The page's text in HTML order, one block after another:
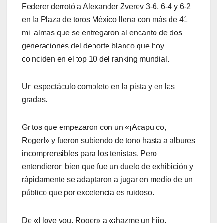
Federer derrotó a Alexander Zverev 3-6, 6-4 y 6-2
en la Plaza de toros México llena con más de 41
mil almas que se entregaron al encanto de dos
generaciones del deporte blanco que hoy
coinciden en el top 10 del ranking mundial.
Un espectáculo completo en la pista y en las
gradas.
Gritos que empezaron con un «¡Acapulco,
Roger!» y fueron subiendo de tono hasta a albures
incomprensibles para los tenistas. Pero
entendieron bien que fue un duelo de exhibición y
rápidamente se adaptaron a jugar en medio de un
público que por excelencia es ruidoso.
De «I love you, Roger» a «¡hazme un hijo,